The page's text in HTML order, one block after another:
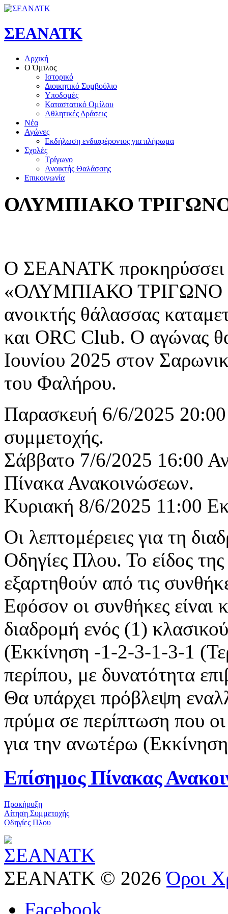
ΣΕΑΝΑΤΚ
Αρχική
Ο Όμιλος
Ιστορικό
Διοικητικό Συμβούλιο
Υποδομές
Καταστατικό Ομίλου
Αθλητικές Δράσεις
Νέα
Αγώνες
Εκδήλωση ενδιαφέροντος για πλήρωμα
Σχολές
Τρίγωνο
Ανοικτής Θαλάσσης
Επικοινωνία
ΟΛΥΜΠΙΑΚΟ
O ΣΕΑΝΑΤΚ προκηρύσσει
«ΟΛΥΜΠΙΑΚΟ ΤΡΙΓΩΝΟ
ανοικτής θάλασσας
και ORC Club. Ο αγώνας
Ιουνίου 2025 στον
του Φαλήρου.
Παρασκευή 6/6/2025
συμμετοχής.
Σάββατο 7/6/2025 16:00
Πίνακα
Κυριακή 8/6/2025 11:00
Οι λεπτομέρειες για τη
Οδηγίες Πλου. Το είδος
εξαρτηθούν από τις
Εφόσον οι συνθήκες είναι
διαδρομή ενός (1)
(Εκκίνηση -1-2-3-1-3-1
περίπου, με δυνατότητα
Θα υπάρχει πρόβλεψη
πρύμα σε περίπτωση που οι
για την ανωτέρω
Επίσημος Πίνακας
Προκήρυξη
Αίτηση Συμμετοχής
Οδηγίες Πλου
ΣΕΑΝΑΤΚ © 2026 Όροι
Facebook